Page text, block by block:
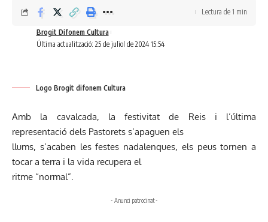
Última actualització: 25 de juliol de 2024 15:54
Brogit Difonem Cultura
Lectura de 1 min
Logo Brogit difonem Cultura
Amb la cavalcada, la festivitat de Reis i l’última
representació dels Pastorets s’apaguen els
llums, s’acaben les festes nadalenques, els peus tornen a
tocar a terra i la vida recupera el
ritme “normal”.
- Anunci patrocinat -